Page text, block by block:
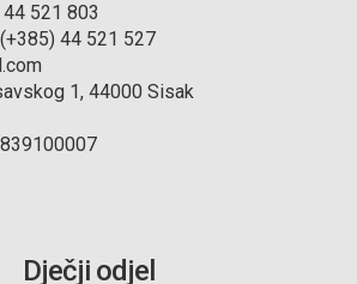
521 803
44 521 527
1, 44000 Sisak
Dječji odjel